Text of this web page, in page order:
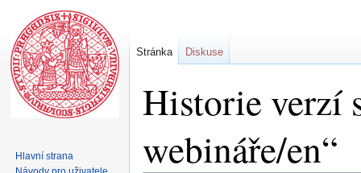
Historie verzí
webináře/en“
Stránka Diskuse
Hlavní strana